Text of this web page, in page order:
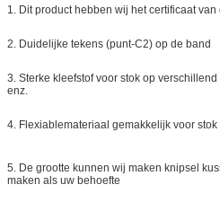
1. Dit product hebben wij het certificaat van
2. Duidelijke tekens (punt-C2) op de band
3. Sterke kleefstof voor stok op
enz.
4. Flexiablemateriaal gemakkelijk voor stok
5. De grootte kunnen wij maken knipsel
maken als uw behoefte